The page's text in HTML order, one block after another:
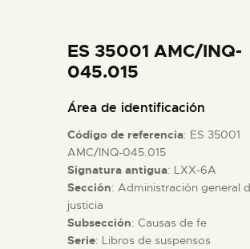
COLECCIONES
ESPAÑOL
PREPARAR LA VISITA
ACTIVIDADES
ES 35001 AMC/INQ-
045.015
Área de identificación
Código de referencia: ES 35001
AMC/INQ-045.015
Signatura antigua: LXX-6A
Sección: Administración general
justicia
Subsección: Causas de fe
Serie: Libros de suspensos